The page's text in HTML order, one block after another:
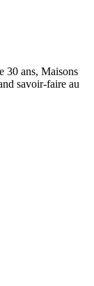
30 ans, Maisons
savoir-faire au